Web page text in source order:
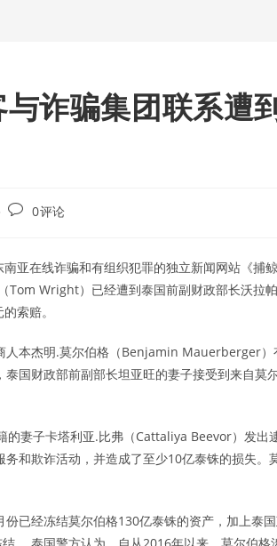
诈骗集团联系遭
Post0评论
亚在线诈骗和有组织犯罪的独立新闻网站《捕
Tom Wright）已经遭到泰国前副财政部长沃拉
索赔。
人本杰明.莫尔伯格（Benjamin Mauerberger）
国财政部前副部长坦亚旺的妻子接受到来自莫
妻子卡塔利亚.比弗（Cattaliya Beevor）发出
和欺诈活动，并造成了至少10亿泰铢的损失。
已经冻结莫尔伯格130亿泰铢的资产，加上泰
。泰国警方认为，自从2016年以来，莫尔伯格